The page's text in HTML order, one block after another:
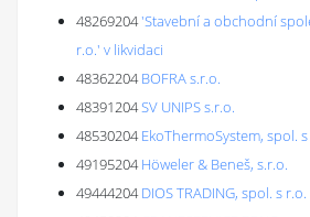
48269204'Stavební a obchodní
r.o.' v likvidaci
48362204 BOFRA s.r.o.
48391204SV UNIPS s.r.o.
48530204 EkoThermoSystem, spol.
49195204 Höweler & Beneš, s.r.o.
49444204 DIOS TRADING, spol. s r.o.